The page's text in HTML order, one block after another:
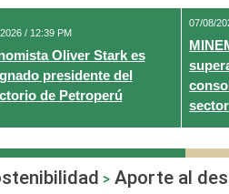
/ 12:39 PM
Oliver Stark es
presidente del
de Petroperú
07/08/
sector
> Aporte al